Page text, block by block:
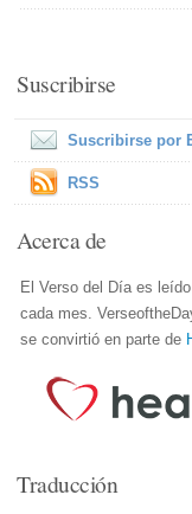
Suscribirse
Suscribirse por
RSS
Acerca de
El Verso del Día es
cada mes.
se convirtió en parte de
Traducción